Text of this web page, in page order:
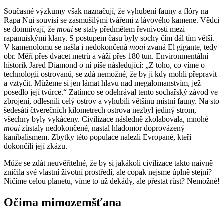
Současné výzkumy však naznačují, že vyhubení fauny a flóry na
Rapa Nui souvisí se zasmušilými tvářemi z lávového kamene. Vědci
se domnívají, že moai se staly předmětem řevnivosti mezi
rapanuiskými klany. S postupem času byly sochy čím dál tím větší.
V kamenolomu se našla i nedokončená moai zvaná El gigante, tedy
obr. Měří přes dvacet metrů a váží přes 180 tun. Environmentální
historik Jared Diamond o ní píše následující: „Z toho, co víme o
technologii ostrovanů, se zdá nemožné, že by ji kdy mohli přepravit
a vztyčit. Můžeme si jen lámat hlavu nad megalomanstvím, jež
posedlo její tvůrce.“ Zatímco se odehrával tento sochařský závod ve
zbrojení, odlesnili celý ostrov a vyhubili většinu místní fauny. Na sto
šedesáti čtverečních kilometrech ostrova nezbyl jediný strom,
všechny byly vykáceny. Civilizace následně zkolabovala, mnohé
moai zůstaly nedokončené, nastal hladomor doprovázený
kanibalismem. Zbytky této populace nalezli Evropané, kteří
dokončili její zkázu.
Může se zdát neuvěřitelné, že by si jakákoli civilizace takto naivně
zničila své vlastní životní prostředí, ale copak nejsme úplně stejní?
Ničíme celou planetu, víme to už dekády, ale přestat růst? Nemožné!
Očima mimozemšťana